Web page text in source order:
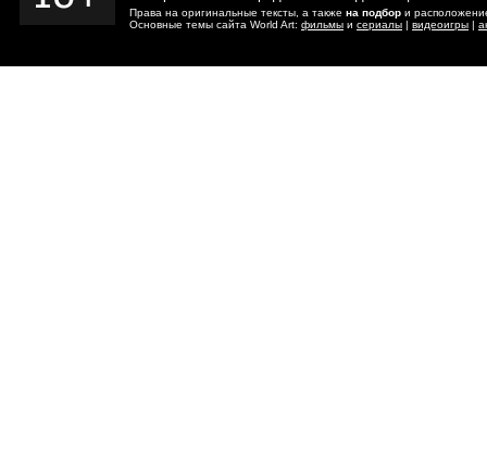
Права на оригинальные тексты, а также на подбор и
Основные темы сайта World Art: фильмы и сериалы | видеоигры |